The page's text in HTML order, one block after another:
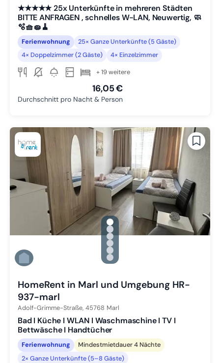
★★★★★ 25x Unterkünfte in mehreren Städten
BITTE ANFRAGEN , schnelles W-LAN, Neuwertig, 🧼
🫧🧺🧽🧹
Ferienwohnung
25× Ganze Unterkünfte (5 Gäste)
4× Doppelzimmer (2 Gäste)
4× Einzelzimmer
+ 19 weitere
16,05 €
Durchschnitt pro Nacht & Person
gallery.slide_selector
Zu Slide 1 wechseln
Zu Slide 2 wechseln
Zu Slide 3 wechseln
Zu Slide 4 wechseln
Zu Slide 5 wechseln
Zu Slide 6 wechseln
HomeRent in Marl und Umgebung HR-
937-marl
Adolf-Grimme-Straße, 45768 Marl
Bad I Küche I WLAN I Waschmaschine I TV I
Bettwäsche I Handtücher
Ferienwohnung
Mindestmietdauer 4 Nächte
2× Ganze Unterkünfte (5–8 Gäste)